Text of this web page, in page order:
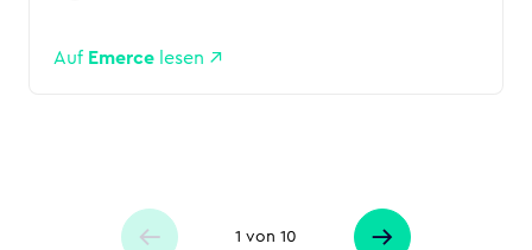
Auf Emerce lesen
1 von 10